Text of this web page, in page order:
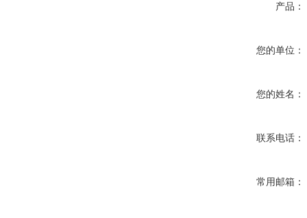
产品：
您的单位：
您的姓名：
联系电话：
常用邮箱：